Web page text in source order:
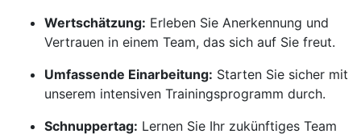
Wertschätzung: Erleben Sie Anerkennung und
Vertrauen in einem Team, das sich auf Sie freut.
Umfassende Einarbeitung: Starten Sie sicher mit
unserem intensiven Trainingsprogramm durch.
Schnuppertag: Lernen Sie Ihr zukünftiges Team